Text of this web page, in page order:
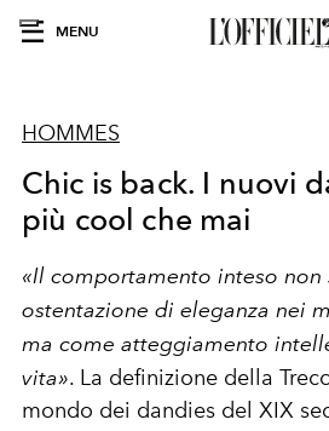
MENU
HOMMES
Chic is back. I nuovi
più cool che mai
«Il comportamento inteso non
ostentazione di eleganza nei
ma come atteggiamento
vita». La definizione della
mondo dei dandies del XIX